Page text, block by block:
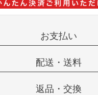
お支払い
配送・送料
返品・交換